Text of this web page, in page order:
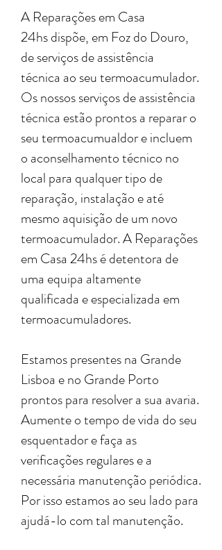
A Reparações em Casa
24hs dispõe, em Foz do Douro,
de serviços de assistência
técnica ao seu termoacumulador.
Os nossos serviços de assistência
técnica estão prontos a reparar o
seu termoacumualdor e incluem
o aconselhamento técnico no
local para qualquer tipo de
reparação, instalação e até
mesmo aquisição de um novo
termoacumulador. A Reparações
em Casa 24hs é detentora de
uma equipa altamente
qualificada e especializada em
termoacumuladores.
Estamos presentes na Grande
Lisboa e no Grande Porto
prontos para resolver a sua avaria.
Aumente o tempo de vida do seu
esquentador e faça as
verificações regulares e a
necessária manutenção periódica.
Por isso estamos ao seu lado para
ajudá-lo com tal manutenção.